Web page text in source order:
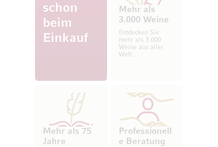
schon
beim
Einkauf
Mehr als
3.000 Weine
Entdecken Sie
mehr als 3.000
Weine aus aller
Welt.
Mehr als 75
Jahre
Professionell
e Beratung